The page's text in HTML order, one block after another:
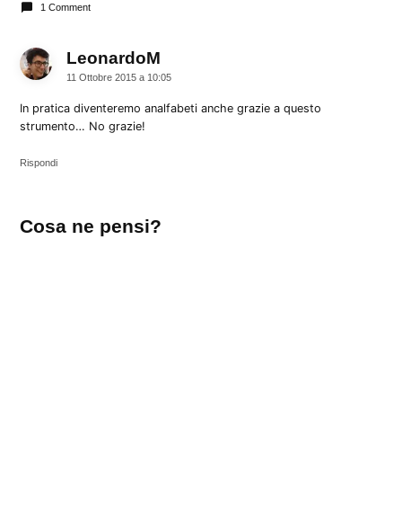
1 Comment
LeonardoM
11 Ottobre 2015 a 10:05
In pratica diventeremo analfabeti anche grazie a questo
strumento… No grazie!
Rispondi
un
Cosa ne pensi?